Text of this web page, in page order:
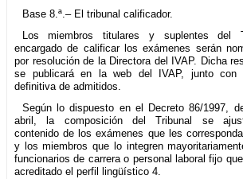
Base 8.ª.– El tribunal calificador.
Los miembros titulares y suplentes del
encargado de calificar los exámenes serán
por resolución de la Directora del IVAP. Dicha
se publicará en la web del IVAP, junto con
definitiva de admitidos.
Según lo dispuesto en el Decreto 86/1997,
abril, la composición del Tribunal se
contenido de los exámenes que les
y los miembros que lo integren
funcionarios de carrera o personal laboral fijo
acreditado el perfil lingüístico 4.